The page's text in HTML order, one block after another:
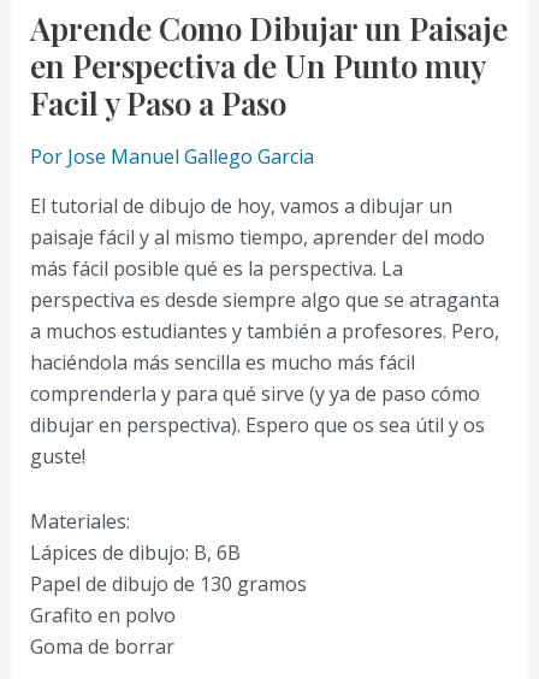
Cero
#1
Como
Dibujar
un
Arbol
Realista
Aprende Como Dibujar un Paisaje
en Perspectiva de Un Punto muy
Facil y Paso a Paso
Por Jose Manuel Gallego Garcia
El tutorial de dibujo de hoy, vamos a dibujar un
paisaje fácil y al mismo tiempo, aprender del modo
más fácil posible qué es la perspectiva. La
perspectiva es desde siempre algo que se atraganta
a muchos estudiantes y también a profesores. Pero,
haciéndola más sencilla es mucho más fácil
comprenderla y para qué sirve (y ya de paso cómo
dibujar en perspectiva). Espero que os sea útil y os
guste!
Materiales:
Lápices de dibujo: B, 6B
Papel de dibujo de 130 gramos
Grafito en polvo
Goma de borrar